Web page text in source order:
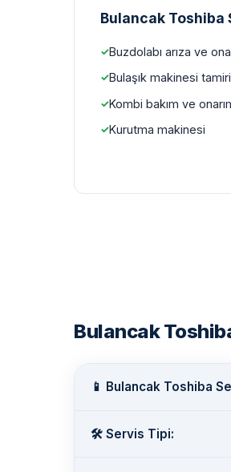
Bulancak
Buzdolabı arıza ve
Bulaşık makinesi tamiri
Kombi bakım ve
Kurutma makinesi
Bulancak
📱 Bulancak Toshiba
🛠️ Servis Tipi: